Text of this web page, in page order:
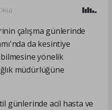
çalışma günlerinde
da kesintiye
yönelik
müdürlüğüne
günlerinde acil hasta ve